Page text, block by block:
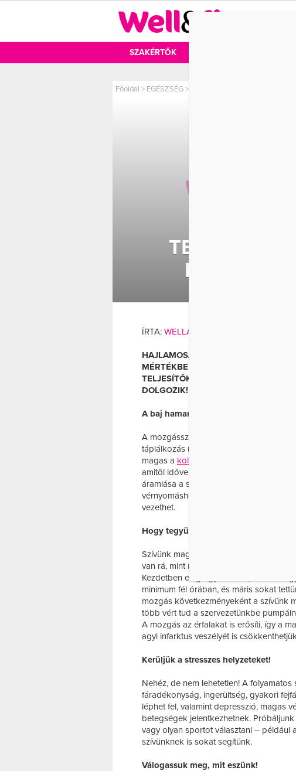
SZAKÉRTŐK
Főoldal > EGÉSZSÉG>
TEGYÉL JÓT
ÍRTA: WELLANDFIT
HAJLAMOSAK VAGYUNK
MÉRTÉKBEN BEFOLYÁSOLJA
TELJESÍTŐKÉPESSÉGÉT.
DOLGOZIK!
A baj hamar megvan, vegyük
A mozgásszegény életmód, a stressz, a
táplálkozás mind hozzájárul a
magas a koleszterin szintje
amitől idővel csökken az erek
áramlása a szív felé akadályokba
vérnyomáshoz, szívinfarktushoz,
vezethet.
Hogy tegyünk jót a szívünkkel?
Szívünk maga is egy izmos falú szerv,
van rá, mint más izmainkra. Itt is fontos
Kezdetben elég egy kis séta, később
minimum fél órában, és máris sokat
mozgás következményeként a szívünk
több vért tud a szervezetünkbe
A mozgás az érfalakat is erősíti, így a
agyi infarktus veszélyét is
Kerüljük a stresszes helyzeteket!
Nehéz, de nem lehetetlen! A
fáradékonyság, ingerültség, gyakori
léphet fel, valamint depresszió, magas
betegségek jelentkezhetnek.
vagy olyan sportot választani – például
szívünknek is sokat segítünk.
Válogassuk meg, mit eszünk!